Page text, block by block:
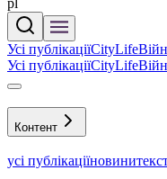
pl
Усі публікаціїCityLife
Усі публікаціїCityLife
Контент
усі публікаціїновини